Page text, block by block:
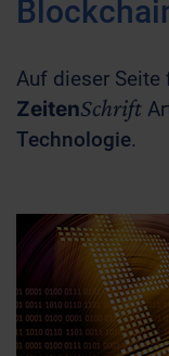
Auf dieser Seite
ZeitenSchrift
Technologie.